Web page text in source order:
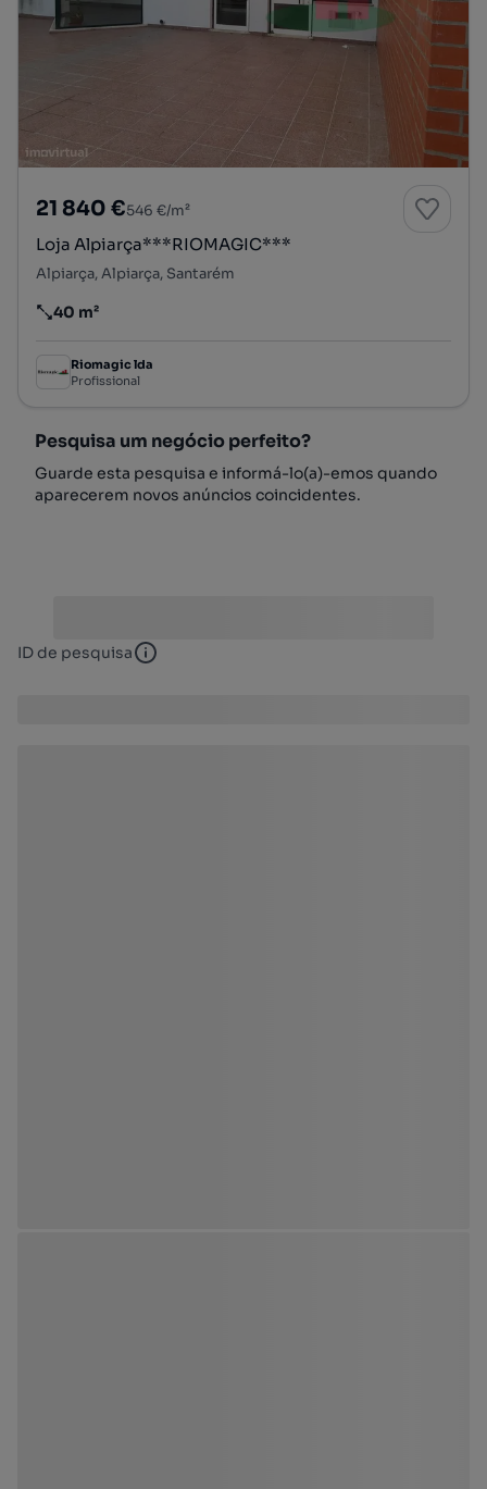
21 840 €546 €/m²
Loja Alpiarça***RIOMAGIC***
Alpiarça, Alpiarça, Santarém
Preço por metro quadrado
40 m²
Riomagic lda
Profissional
Pesquisa um negócio perfeito?
Guarde esta pesquisa e informá-lo(a)-emos quando
aparecerem novos anúncios coincidentes.
ID de pesquisa ID de pesquisa